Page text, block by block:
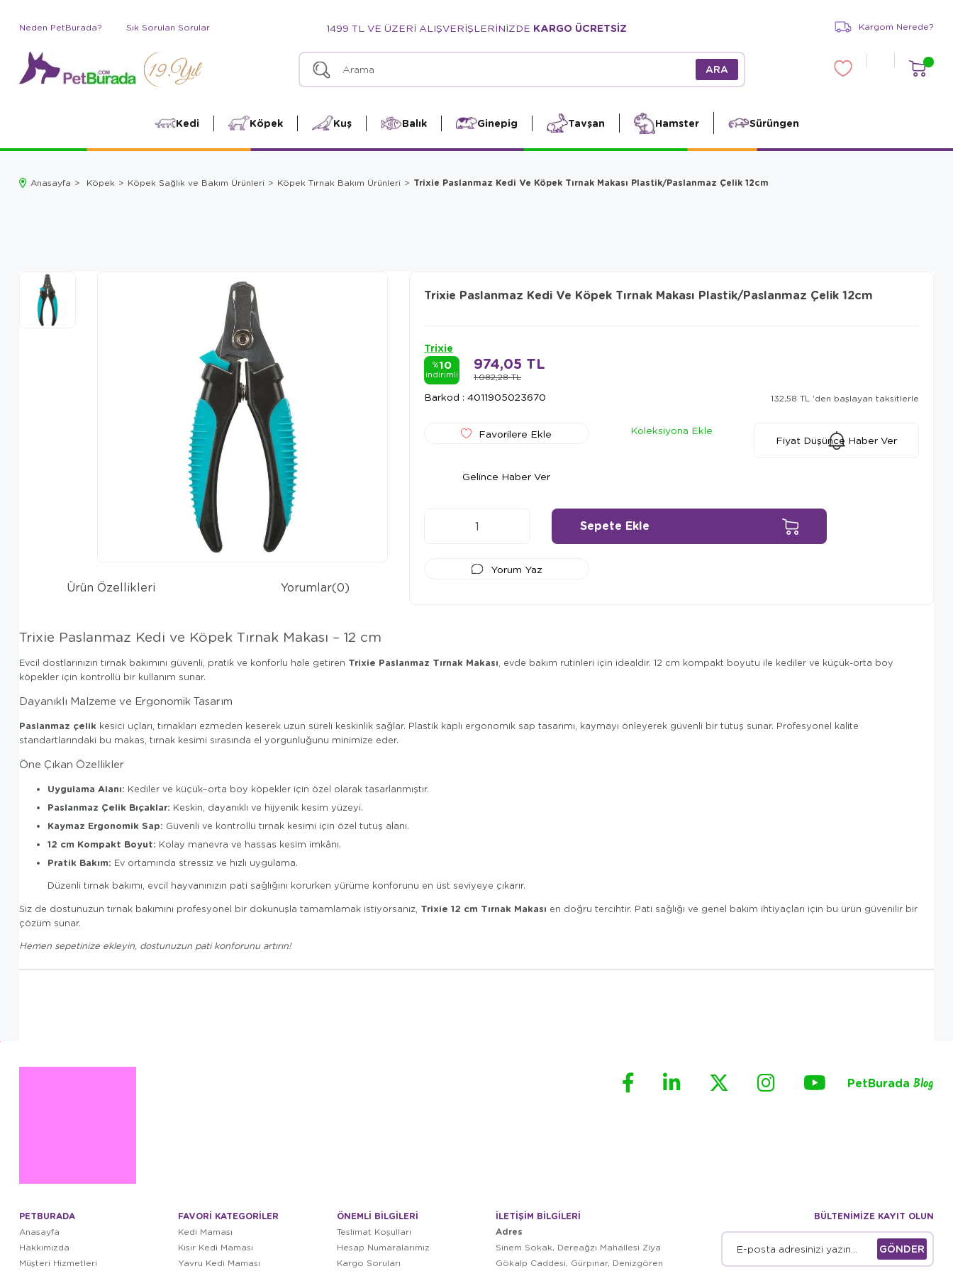
Neden PetBurada? Sık Sorulan Sorular 1499 TL VE ÜZERİ ALIŞVERİŞLERİNİZDE KARGO ÜCRETSİZ Kargom Nerede?
Kedi Köpek Kuş Balık Ginepig Tavşan Hamster Sürüngen
Anasayfa Köpek Köpek Sağlık ve Bakım Ürünleri Köpek Tırnak Bakım Ürünleri Trixie Paslanmaz Kedi Ve Köpek Tırnak Makası Plastik/Paslanmaz Çelik 12cm
Trixie Paslanmaz Kedi Ve Köpek Tırnak Makası Plastik/Paslanmaz Çelik 12cm
Trixie
%10
indirimli 1.082,28 TL
974,05 TL
Barkod : 4011905023670 132,58 TL 'den başlayan taksitlerle
Favorilere Ekle
Koleksiyona Ekle
Fiyat Düşünce Haber Ver
Gelince Haber Ver
Yorum Yaz
Ürün Özellikleri Yorumlar(0)
Trixie Paslanmaz Kedi ve Köpek Tırnak Makası – 12 cm
Evcil dostlarınızın tırnak bakımını güvenli, pratik ve konforlu hale getiren Trixie Paslanmaz Tırnak Makası, evde bakım rutinleri için idealdir. 12 cm kompakt boyutu ile kediler ve küçük-orta boy
köpekler için kontrollü bir kullanım sunar.
Dayanıklı Malzeme ve Ergonomik Tasarım
Paslanmaz çelik kesici uçları, tırnakları ezmeden keserek uzun süreli keskinlik sağlar. Plastik kaplı ergonomik sap tasarımı, kaymayı önleyerek güvenli bir tutuş sunar. Profesyonel kalite
standartlarındaki bu makas, tırnak kesimi sırasında el yorgunluğunu minimize eder.
Öne Çıkan Özellikler
Uygulama Alanı: Kediler ve küçük–orta boy köpekler için özel olarak tasarlanmıştır.
Paslanmaz Çelik Bıçaklar: Keskin, dayanıklı ve hijyenik kesim yüzeyi.
Kaymaz Ergonomik Sap: Güvenli ve kontrollü tırnak kesimi için özel tutuş alanı.
12 cm Kompakt Boyut: Kolay manevra ve hassas kesim imkânı.
Pratik Bakım: Ev ortamında stressiz ve hızlı uygulama.
Düzenli tırnak bakımı, evcil hayvanınızın pati sağlığını korurken yürüme konforunu en üst seviyeye çıkarır.
Siz de dostunuzun tırnak bakımını profesyonel bir dokunuşla tamamlamak istiyorsanız, Trixie 12 cm Tırnak Makası en doğru tercihtir. Pati sağlığı ve genel bakım ihtiyaçları için bu ürün güvenilir bir
çözüm sunar.
Hemen sepetinize ekleyin, dostunuzun pati konforunu artırın!
PetBurada Blog
PETBURADA
Anasayfa
Hakkımızda
Müşteri Hizmetleri
FAVORİ KATEGORİLER
Kedi Maması
Kısır Kedi Maması
Yavru Kedi Maması
ÖNEMLİ BİLGİLERİ
Teslimat Koşulları
Hesap Numaralarımız
Kargo Soruları
İLETİŞİM BİLGİLERİ
Adres
Sinem Sokak, Dereağzı Mahallesi Ziya
Gökalp Caddesi, Gürpınar, Denizgören
BÜLTENİMİZE KAYIT OLUN
GÖNDER